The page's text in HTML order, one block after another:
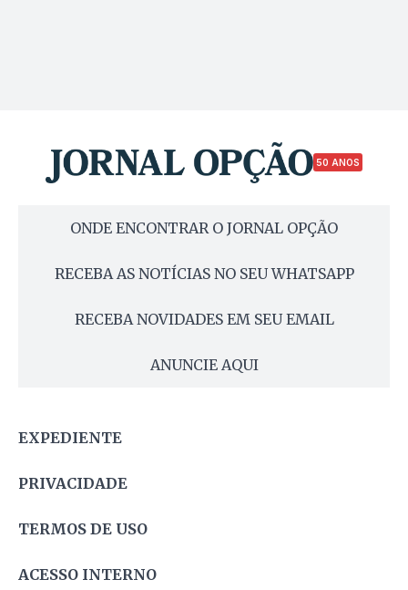
50 ANOS
ONDE ENCONTRAR O JORNAL OPÇÃO
RECEBA AS NOTÍCIAS NO SEU WHATSAPP
RECEBA NOVIDADES EM SEU EMAIL
ANUNCIE AQUI
EXPEDIENTE
PRIVACIDADE
TERMOS DE USO
ACESSO INTERNO